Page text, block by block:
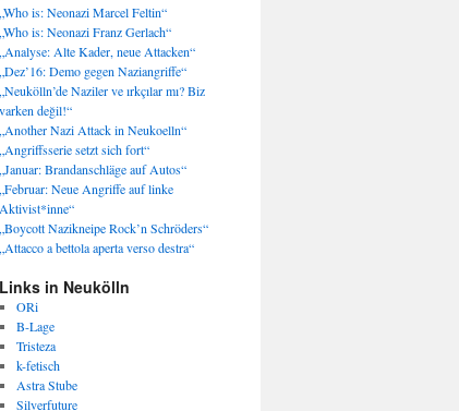
„Who is: Neonazi Marcel Feltin“
„Who is: Neonazi Franz Gerlach“
„Analyse: Alte Kader, neue Attacken“
„Dez’16: Demo gegen Naziangriffe“
„Neukölln’de Naziler ve ırkçılar mı? Biz
varken değil!“
„Another Nazi Attack in Neukoelln“
„Angriffsserie setzt sich fort“
„Januar: Brandanschläge auf Autos“
„Februar: Neue Angriffe auf linke
Aktivist*inne“
„Boycott Nazikneipe Rock’n Schröders“
„Attacco a bettola aperta verso destra“
Links in Neukölln
ORi
B-Lage
Tristeza
k-fetisch
Astra Stube
Silverfuture